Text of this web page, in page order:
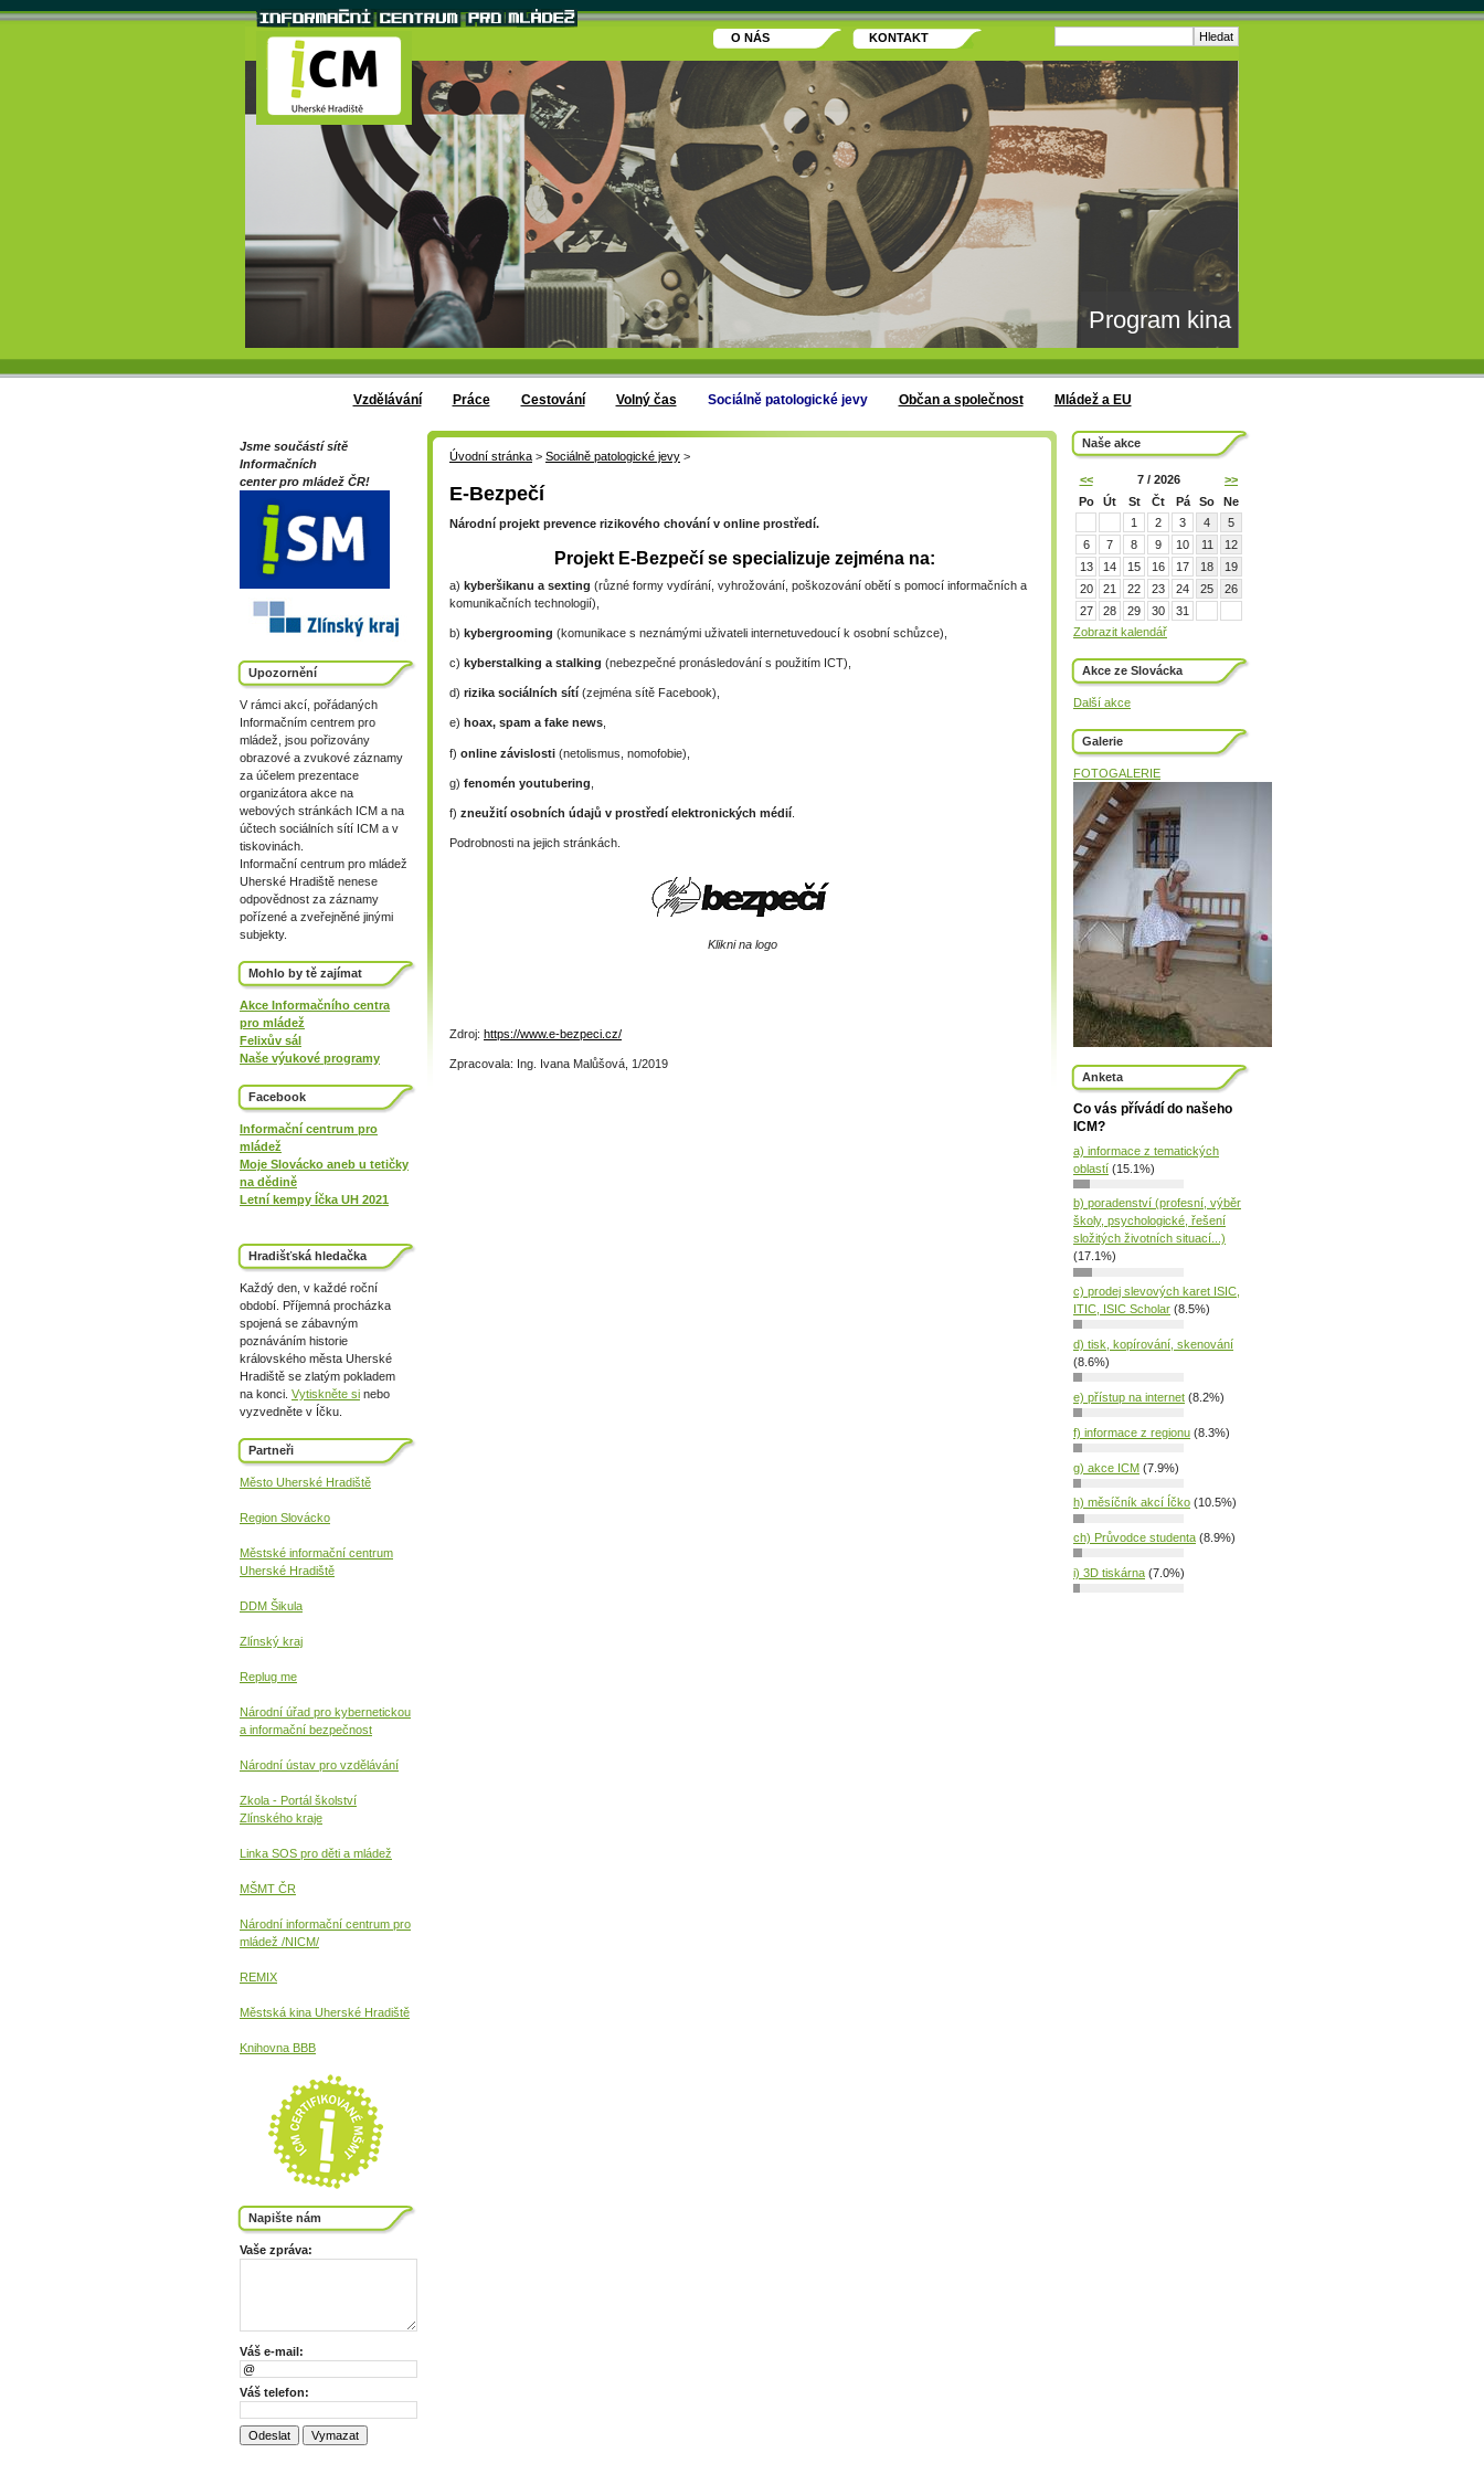
O NÁS KONTAKT
Program kina
Vzdělávání Práce Cestování Volný čas Sociálně patologické jevy Občan a společnost Mládež a EU
Naše akce
<< 7 / 2026
>>
Po
Út St Čt Pá So
Ne
1
2 3 4
5
6
7 8 9 10 11
12
13
14 15 16 17 18
19
20
21 22 23 24 25
26
27
28 29 30
31
Zobrazit kalendář
Akce ze Slovácka
Další akce
Galerie
FOTOGALERIE
Anketa
Co vás přívádí do našeho
ICM?
a) informace z tematických
oblastí (15.1%)
b) poradenství (profesní, výběr
školy, psychologické, řešení
složitých životních situací...)
(17.1%)
c) prodej slevových karet ISIC,
ITIC, ISIC Scholar (8.5%)
d) tisk, kopírování, skenování
(8.6%)
e) přístup na internet (8.2%)
f) informace z regionu (8.3%)
g) akce ICM (7.9%)
h) měsíčník akcí Íčko (10.5%)
ch) Průvodce studenta (8.9%)
i) 3D tiskárna (7.0%)
Jsme součástí sítě
Informačních
center pro mládež ČR!
Upozornění
V rámci akcí, pořádaných
Informačním centrem pro
mládež, jsou pořizovány
obrazové a zvukové záznamy
za účelem prezentace
organizátora akce na
webových stránkách ICM a na
účtech sociálních sítí ICM a v
tiskovinách.
Informační centrum pro mládež
Uherské Hradiště nenese
odpovědnost za záznamy
pořízené a zveřejněné jinými
subjekty.
Mohlo by tě zajímat
Akce Informačního centra
pro mládež
Felixův sál
Naše výukové programy
Facebook
Informační centrum pro
mládež
Moje Slovácko aneb u tetičky
na dědině
Letní kempy Íčka UH 2021
Hradišťská hledačka
Každý den, v každé roční
období. Příjemná procházka
spojená se zábavným
poznáváním historie
královského města Uherské
Hradiště se zlatým pokladem
na konci. Vytiskněte si nebo
vyzvedněte v Íčku.
Partneři
Město Uherské Hradiště
Region Slovácko
Městské informační centrum
Uherské Hradiště
DDM Šikula
Zlínský kraj
Replug me
Národní úřad pro kybernetickou
a informační bezpečnost
Národní ústav pro vzdělávání
Zkola - Portál školství
Zlínského kraje
Linka SOS pro děti a mládež
MŠMT ČR
Národní informační centrum pro
mládež /NICM/
REMIX
Městská kina Uherské Hradiště
Knihovna BBB
Napište nám
Vaše zpráva:
Váš e-mail:
Váš telefon:
Úvodní stránka > Sociálně patologické jevy >
E-Bezpečí
Národní projekt prevence rizikového chování v online prostředí.
Projekt E-Bezpečí se specializuje zejména na:
a) kyberšikanu a sexting (různé formy vydírání, vyhrožování, poškozování obětí s pomocí informačních a
komunikačních technologií),
b) kybergrooming (komunikace s neznámými uživateli internetuvedoucí k osobní schůzce),
c) kyberstalking a stalking (nebezpečné pronásledování s použitím ICT),
d) rizika sociálních sítí (zejména sítě Facebook),
e) hoax, spam a fake news
f) online závislosti (netolismus, nomofobie),
g) fenomén youtubering
f) zneužití osobních údajů v prostředí elektronických médií
Podrobnosti na jejich stránkách.
Klikni na logo
Zdroj: https://www.e-bezpeci.cz/
Zpracovala: Ing. Ivana Malůšová, 1/2019